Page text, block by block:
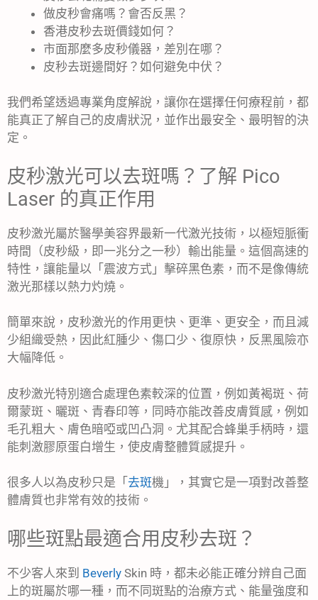
做皮秒會痛嗎？會否反黑？
香港皮秒去斑價錢如何？
市面那麼多皮秒儀器，差別在哪？
皮秒去斑邊間好？如何避免中伏？
我們希望透過專業角度解說，讓你在選擇任何療程前，都
能真正了解自己的皮膚狀況，並作出最安全、最明智的決
定。
皮秒激光可以去斑嗎？了解 Pico
Laser 的真正作用
皮秒激光屬於醫學美容界最新一代激光技術，以極短脈衝
時間（皮秒級，即一兆分之一秒）輸出能量。這個高速的
特性，讓能量以「震波方式」擊碎黑色素，而不是像傳統
激光那樣以熱力灼燒。
簡單來說，皮秒激光的作用更快、更準、更安全，而且減
少組織受熱，因此紅腫少、傷口少、復原快，反黑風險亦
大幅降低。
皮秒激光特別適合處理色素較深的位置，例如黃褐斑、荷
爾蒙斑、曬斑、青春印等，同時亦能改善皮膚質感，例如
毛孔粗大、膚色暗啞或凹凸洞。尤其配合蜂巢手柄時，還
能刺激膠原蛋白增生，使皮膚整體質感提升。
很多人以為皮秒只是「 去斑機」，其實它是一項對改善整
體膚質也非常有效的技術。
哪些斑點最適合用皮秒去斑？
不少客人來到 Beverly Skin 時，都未必能正確分辨自己面
上的斑屬於哪一種，而不同斑點的治療方式、能量強度和